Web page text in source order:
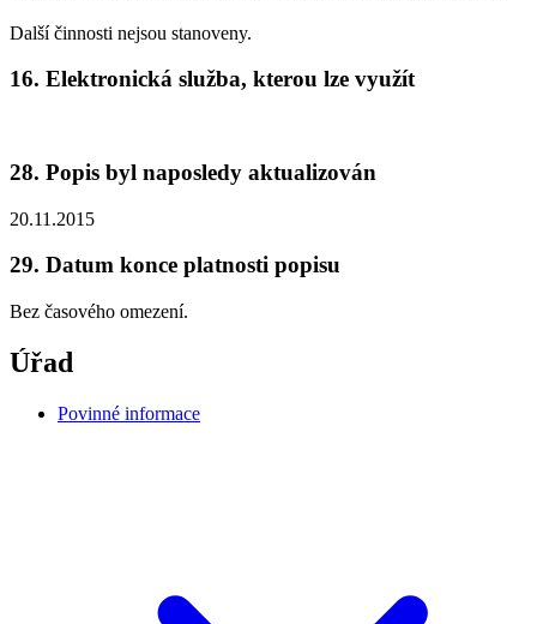
Další činnosti nejsou stanoveny.
16. Elektronická služba, kterou lze využít
28. Popis byl naposledy aktualizován
20.11.2015
29. Datum konce platnosti popisu
Bez časového omezení.
Úřad
Povinné informace